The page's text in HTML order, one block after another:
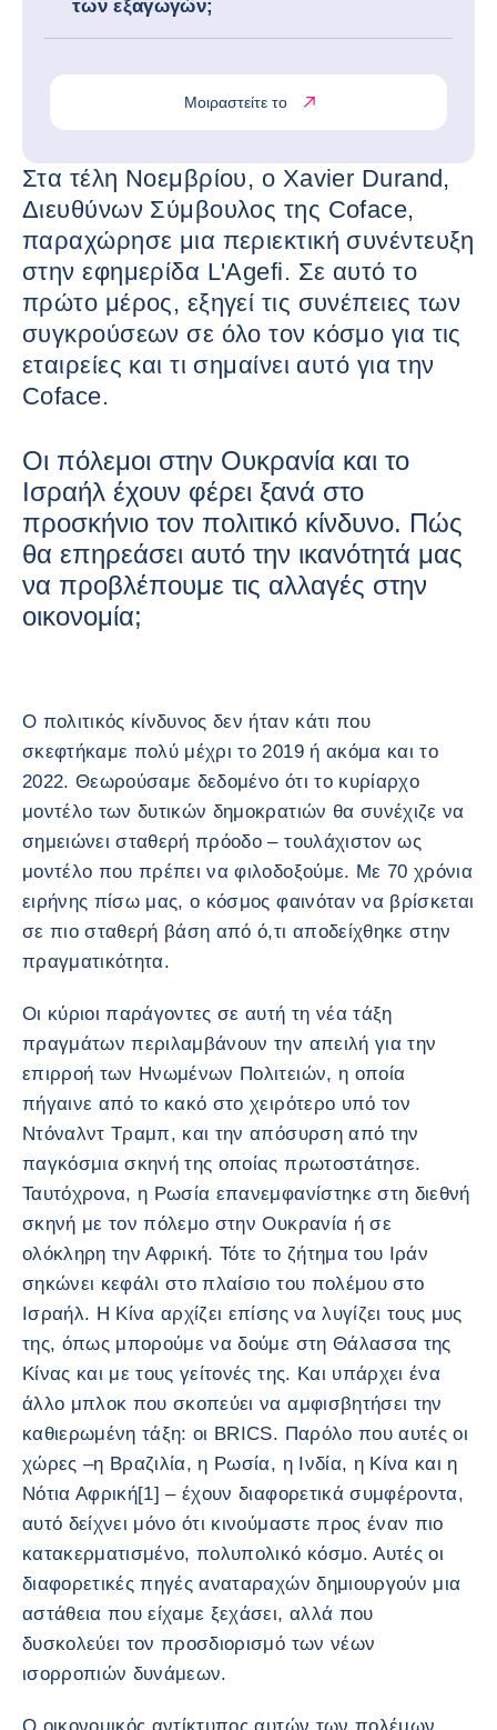
των εξαγωγών;
Μοιραστείτε το
Στα τέλη Νοεμβρίου, ο Xavier Durand,
Διευθύνων Σύμβουλος της Coface,
παραχώρησε μια περιεκτική συνέντευξη
στην εφημερίδα L'Agefi. Σε αυτό το
πρώτο μέρος, εξηγεί τις συνέπειες των
συγκρούσεων σε όλο τον κόσμο για τις
εταιρείες και τι σημαίνει αυτό για την
Coface.
Οι πόλεμοι στην Ουκρανία και το
Ισραήλ έχουν φέρει ξανά στο
προσκήνιο τον πολιτικό κίνδυνο. Πώς
θα επηρεάσει αυτό την ικανότητά μας
να προβλέπουμε τις αλλαγές στην
οικονομία;
Ο πολιτικός κίνδυνος δεν ήταν κάτι που
σκεφτήκαμε πολύ μέχρι το 2019 ή ακόμα και το
2022. Θεωρούσαμε δεδομένο ότι το κυρίαρχο
μοντέλο των δυτικών δημοκρατιών θα συνέχιζε να
σημειώνει σταθερή πρόοδο – τουλάχιστον ως
μοντέλο που πρέπει να φιλοδοξούμε. Με 70 χρόνια
ειρήνης πίσω μας, ο κόσμος φαινόταν να βρίσκεται
σε πιο σταθερή βάση από ό,τι αποδείχθηκε στην
πραγματικότητα.
Οι κύριοι παράγοντες σε αυτή τη νέα τάξη
πραγμάτων περιλαμβάνουν την απειλή για την
επιρροή των Ηνωμένων Πολιτειών, η οποία
πήγαινε από το κακό στο χειρότερο υπό τον
Ντόναλντ Τραμπ, και την απόσυρση από την
παγκόσμια σκηνή της οποίας πρωτοστάτησε.
Ταυτόχρονα, η Ρωσία επανεμφανίστηκε στη διεθνή
σκηνή με τον πόλεμο στην Ουκρανία ή σε
ολόκληρη την Αφρική. Τότε το ζήτημα του Ιράν
σηκώνει κεφάλι στο πλαίσιο του πολέμου στο
Ισραήλ. Η Κίνα αρχίζει επίσης να λυγίζει τους μυς
της, όπως μπορούμε να δούμε στη Θάλασσα της
Κίνας και με τους γείτονές της. Και υπάρχει ένα
άλλο μπλοκ που σκοπεύει να αμφισβητήσει την
καθιερωμένη τάξη: οι BRICS. Παρόλο που αυτές οι
χώρες –η Βραζιλία, η Ρωσία, η Ινδία, η Κίνα και η
Νότια Αφρική[1] – έχουν διαφορετικά συμφέροντα,
αυτό δείχνει μόνο ότι κινούμαστε προς έναν πιο
κατακερματισμένο, πολυπολικό κόσμο. Αυτές οι
διαφορετικές πηγές αναταραχών δημιουργούν μια
αστάθεια που είχαμε ξεχάσει, αλλά που
δυσκολεύει τον προσδιορισμό των νέων
ισορροπιών δυνάμεων.